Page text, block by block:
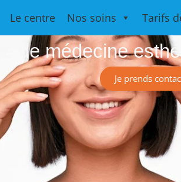
Le centre Nos soins Tarifs
de médecine
Je prends